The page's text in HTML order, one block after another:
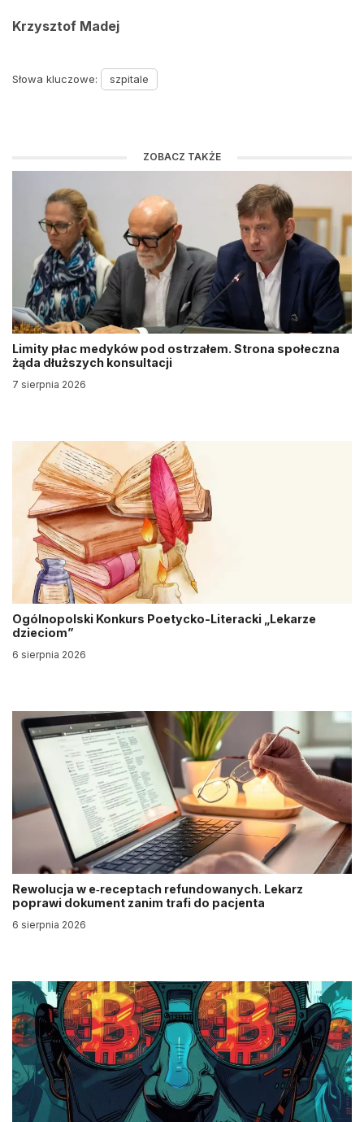
Krzysztof Madej
Słowa kluczowe: szpitale
ZOBACZ TAKŻE
Limity płac medyków pod ostrzałem. Strona społeczna
żąda dłuższych konsultacji
7 sierpnia 2026
Ogólnopolski Konkurs Poetycko-Literacki „Lekarze
dzieciom”
6 sierpnia 2026
Rewolucja w e‑receptach refundowanych. Lekarz
poprawi dokument zanim trafi do pacjenta
6 sierpnia 2026